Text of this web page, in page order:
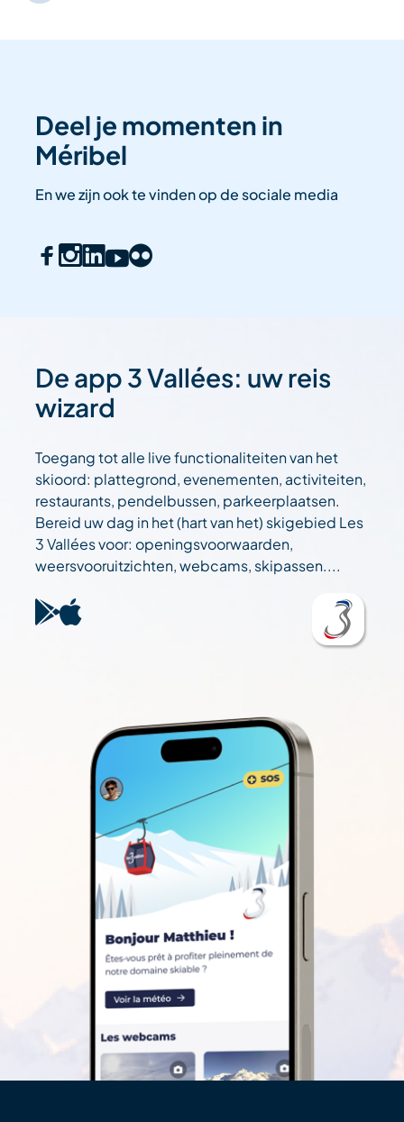
Deel je momenten in
Méribel
En we zijn ook te vinden op de sociale media
De app 3 Vallées: uw reis
wizard
Toegang tot alle live functionaliteiten van het
skioord: plattegrond, evenementen, activiteiten,
restaurants, pendelbussen, parkeerplaatsen.
Bereid uw dag in het (hart van het) skigebied Les
3 Vallées voor: openingsvoorwaarden,
weersvooruitzichten, webcams, skipassen....